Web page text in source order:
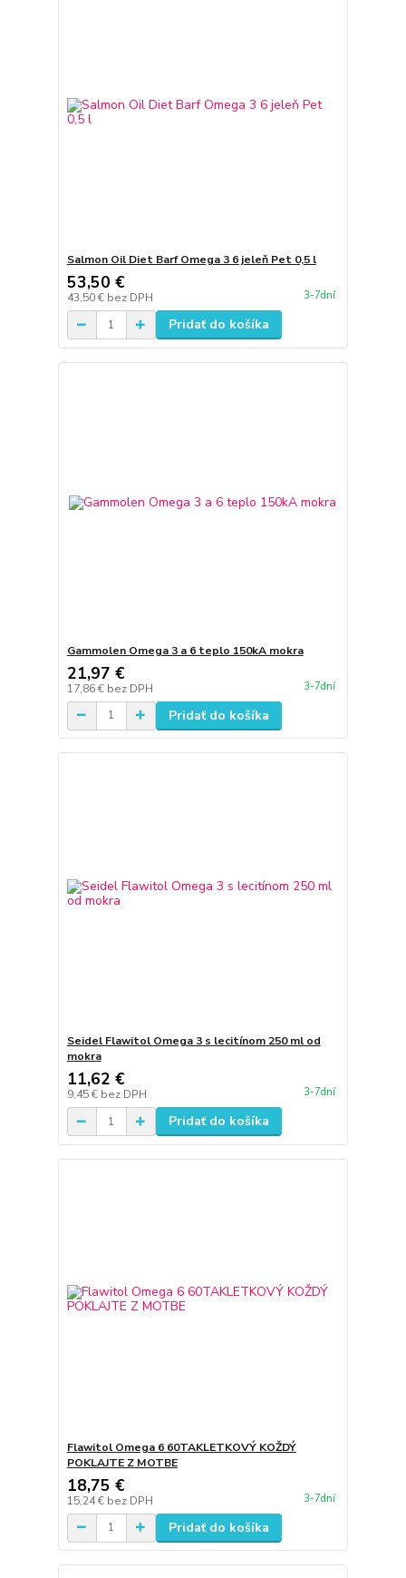
Salmon Oil Diet Barf Omega 3 6 jeleň Pet 0,5 l
53,50 €
43,50 € bez DPH 3-7dní
Pridať do košíka
Gammolen Omega 3 a 6 teplo 150kA mokra
21,97 €
17,86 € bez DPH 3-7dní
Pridať do košíka
Seidel Flawitol Omega 3 s lecitínom 250 ml od
mokra
11,62 €
9,45 € bez DPH 3-7dní
Pridať do košíka
Flawitol Omega 6 60TAKLETKOVÝ KOŽDÝ
POKLAJTE Z MOTBE
18,75 €
15,24 € bez DPH 3-7dní
Pridať do košíka